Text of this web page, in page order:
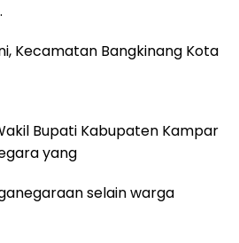
Kecamatan Bangkinang Kota
Bupati Kabupaten Kampar
yang
selain warga